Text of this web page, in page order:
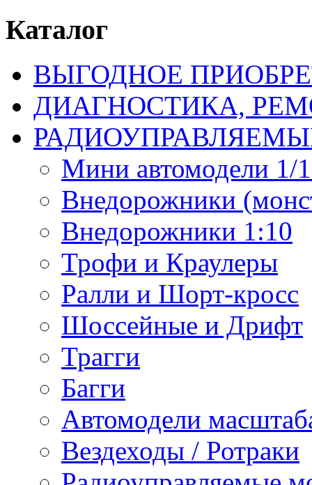
Каталог
ВЫГОДНОЕ
ДИАГНОСТИКА,
Мини автомодели 1/
Внедорожники
Внедорожники 1:10
Трофи и Краулеры
Ралли и Шорт-кросс
Шоссейные и Дрифт
Трагги
Багги
Автомодели
Вездеходы / Ротраки